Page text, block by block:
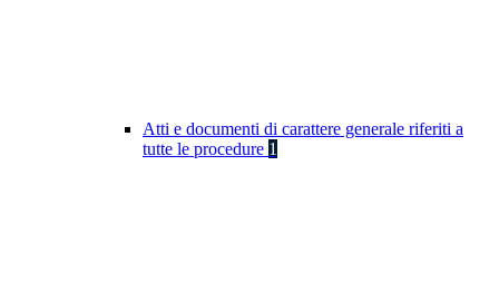
Atti e documenti di carattere generale riferiti a
tutte le procedure 1